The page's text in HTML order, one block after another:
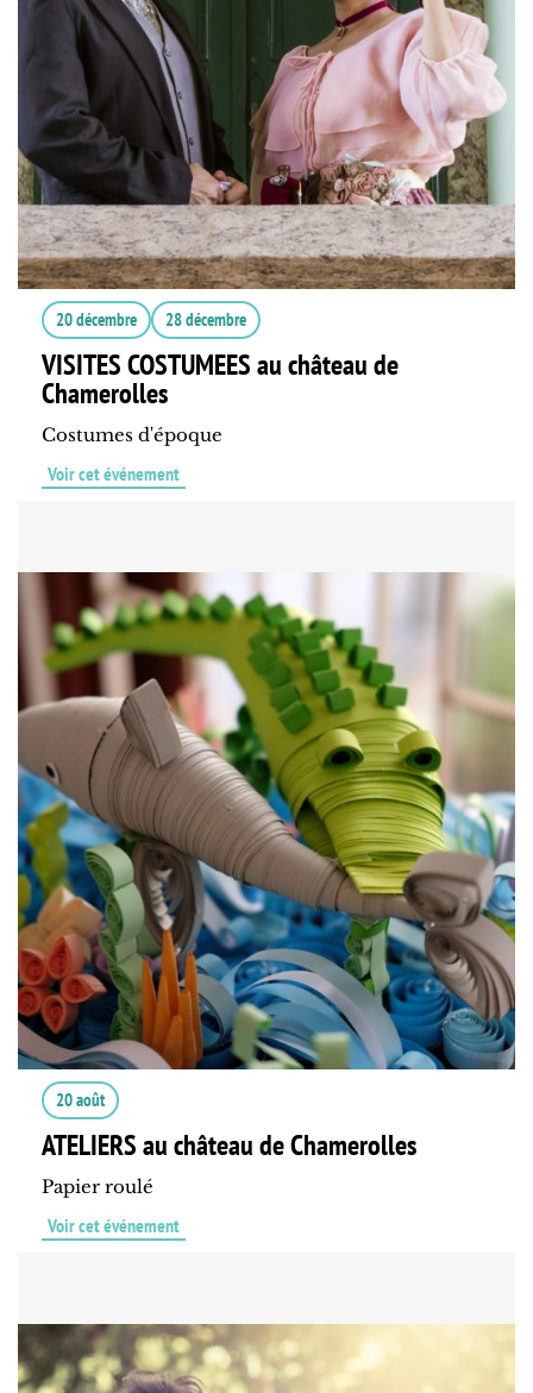
20 décembre 28 décembre
VISITES COSTUMEES au château de
Chamerolles
Costumes d'époque
Voir cet événement
20 août
ATELIERS au château de Chamerolles
Papier roulé
Voir cet événement